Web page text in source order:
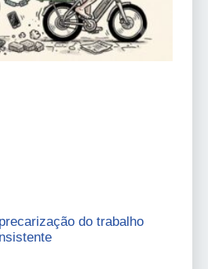
do trabalho